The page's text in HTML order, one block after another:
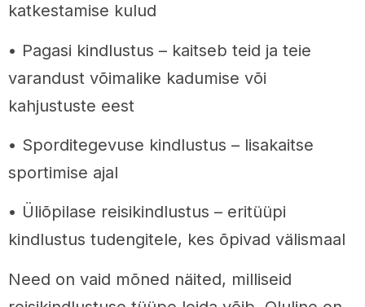
katkestamise kulud
• Pagasi kindlustus – kaitseb teid ja teie
varandust võimalike kadumise või
kahjustuste eest
• Sporditegevuse kindlustus – lisakaitse
sportimise ajal
• Üliõpilase reisikindlustus – eritüüpi
kindlustus tudengitele, kes õpivad välismaal
Need on vaid mõned näited, milliseid